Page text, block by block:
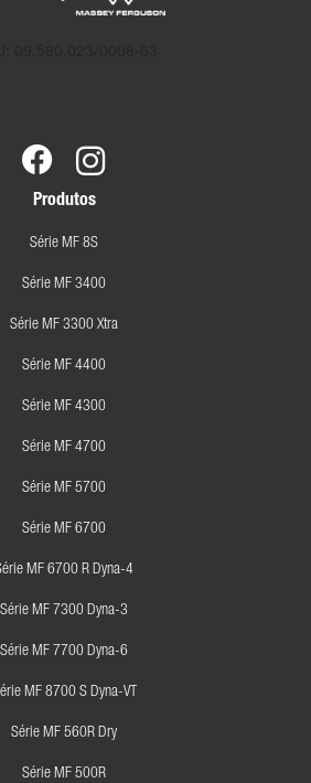
Produtos
Série MF 8S
Série MF 3400
Série MF 3300 Xtra
Série MF 4400
Série MF 4300
Série MF 4700
Série MF 5700
Série MF 6700
MF 6700 R Dyna-4
Série MF 7300 Dyna-3
Série MF 7700 Dyna-6
MF 8700 S Dyna-VT
Série MF 560R Dry
Série MF 500R